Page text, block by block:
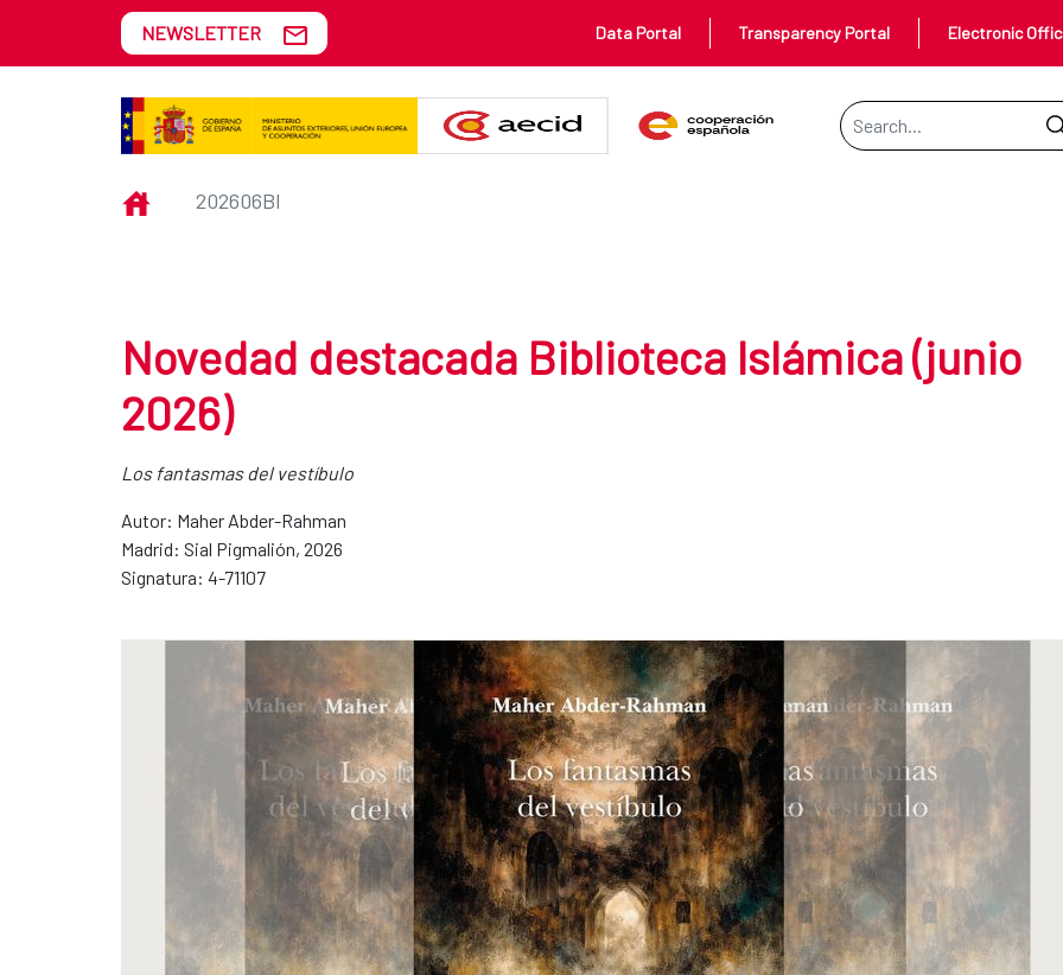
Skip to Main Content
202606bi
NEWSLETTER Data Portal Transparency Portal Electronic
Search Bar
INICIO202606BI
Novedad destacada Biblioteca Islámica (junio
2026)
Los fantasmas del vestíbulo
Autor: Maher Abder-Rahman
Madrid: Sial Pigmalión, 2026
Signatura: 4-71107